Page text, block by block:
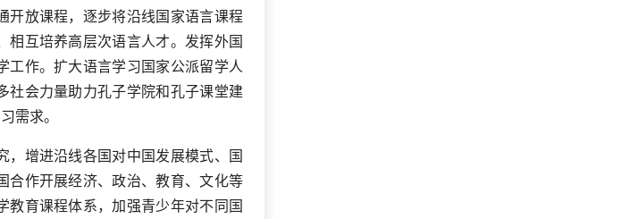
开放课程，逐步将沿线国家语言课程
相互培养高层次语言人才。发挥外国
工作。扩大语言学习国家公派留学人
社会力量助力孔子学院和孔子课堂建
需求。
，增进沿线各国对中国发展模式、国
合作开展经济、政治、教育、文化等
教育课程体系，加强青少年对不同国